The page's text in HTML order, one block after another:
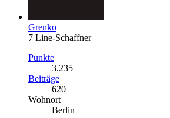
Grenko
7 Line-Schaffner
Punkte
3.235
Beiträge
620
Wohnort
Berlin